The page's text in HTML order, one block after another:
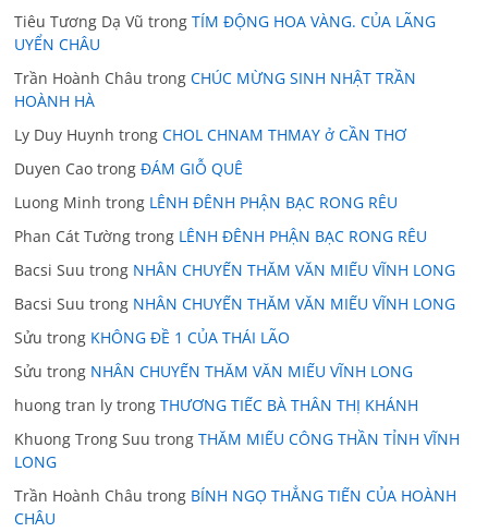
Tiêu Tương Dạ Vũ trongTÍM ĐỘNG HOA VÀNG. CỦA LÃNG
UYỂN CHÂU
Trần Hoành Châu trongCHÚC MỪNG SINH NHẬT TRẦN
HOÀNH HÀ
Ly Duy Huynh trongCHOL CHNAM THMAY ở CẦN THƠ
Duyen Cao trongĐÁM GIỖ QUÊ
Luong Minh trong LÊNH ĐÊNH PHẬN BẠC RONG RÊU
Phan Cát Tường trong LÊNH ĐÊNH PHẬN BẠC RONG RÊU
Bacsi Suu trong NHÂN CHUYẾN THĂM VĂN MIẾU VĨNH LONG
Bacsi Suu trong NHÂN CHUYẾN THĂM VĂN MIẾU VĨNH LONG
Sửu trong KHÔNG ĐỀ 1 CỦA THÁI LÃO
Sửu trong NHÂN CHUYẾN THĂM VĂN MIẾU VĨNH LONG
huong tran ly trongTHƯƠNG TIẾC BÀ THÂN THỊ KHÁNH
Khuong Trong Suu trongTHĂM MIẾU CÔNG THẦN TỈNH VĨNH
LONG
Trần Hoành Châu trong BÍNH NGỌ THẲNG TIẾN CỦA HOÀNH
CHÂU